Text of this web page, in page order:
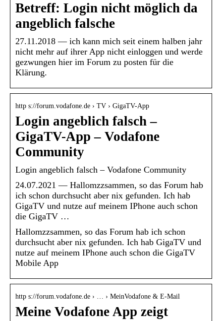
Betreff: Login nicht möglich da
angeblich falsche
27.11.2018 — ich kann mich seit einem halben jahr
nicht mehr auf ihrer App nicht einloggen und werde
gezwungen hier im Forum zu posten für die
Klärung.
http s://forum.vodafone.de › TV › GigaTV-App
Login angeblich falsch –
GigaTV-App – Vodafone
Community
Login angeblich falsch – Vodafone Community
24.07.2021 — Hallomzzsammen, so das Forum hab
ich schon durchsucht aber nix gefunden. Ich hab
GigaTV und nutze auf meinem IPhone auch schon
die GigaTV …
Hallomzzsammen, so das Forum hab ich schon
durchsucht aber nix gefunden. Ich hab GigaTV und
nutze auf meinem IPhone auch schon die GigaTV
Mobile App
http s://forum.vodafone.de › … › MeinVodafone & E-Mail
Meine Vodafone App zeigt